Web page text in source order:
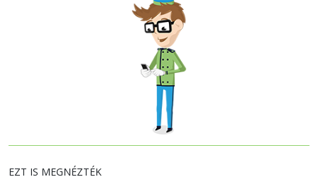
EZT IS MEGNÉZTÉK